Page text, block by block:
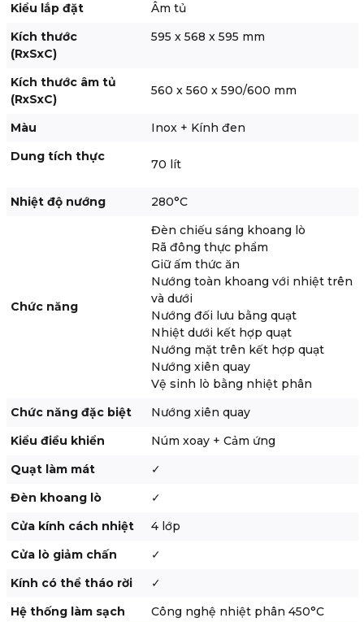
Kiểu lắp đặt
Âm tủ
Kích thước
(RxSxC)
595 x 568 x 595 mm
Kích thước âm tủ
(RxSxC)
560 x 560 x 590/600 mm
Màu
Inox + Kính đen
Dung tích thực
70 lít
Nhiệt độ nướng 280°C
Chức năng
Đèn chiếu sáng khoang lò
Rã đông thực phẩm
Giữ ấm thức ăn
Nướng toàn khoang với nhiệt trên
và dưới
Nướng đối lưu bằng quạt
Nhiệt dưới kết hợp quạt
Nướng mặt trên kết hợp quạt
Nướng xiên quay
Vệ sinh lò bằng nhiệt phân
Chức năng đặc biệt
Nướng xiên quay
Kiểu điều khiển
Núm xoay + Cảm ứng
Quạt làm mát
✓
Đèn khoang lò
✓
Cửa kính cách nhiệt
4 lớp
Cửa lò giảm chấn
✓
Kính có thể tháo rời
✓
Hệ thống làm sạch
Công nghệ nhiệt phân 450°C